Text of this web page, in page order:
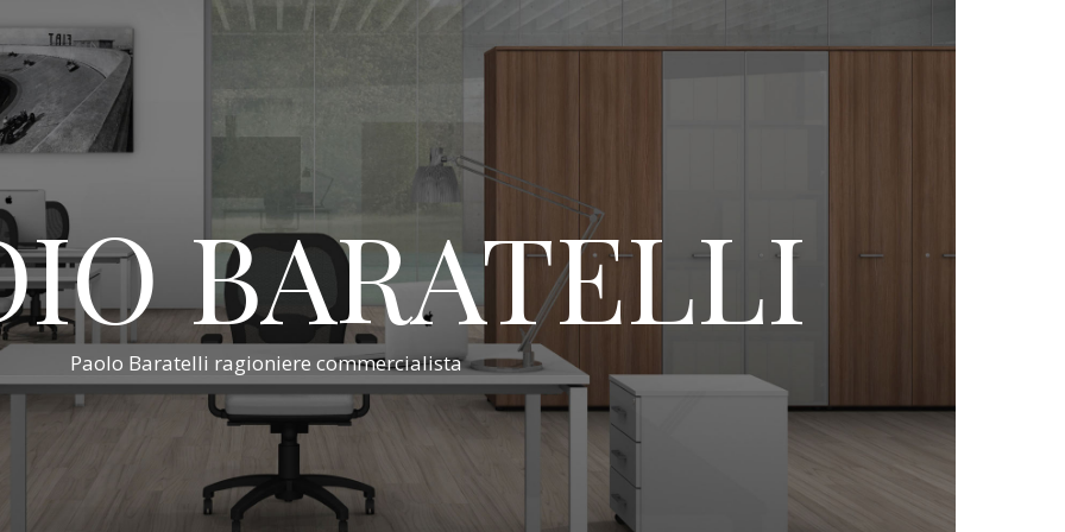
BARATELLI
Paolo Baratelli ragioniere commercialista